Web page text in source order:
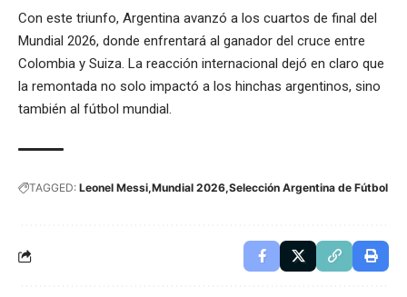
Con este triunfo, Argentina avanzó a los cuartos de final del
Mundial 2026, donde enfrentará al ganador del cruce entre
Colombia y Suiza. La reacción internacional dejó en claro que
la remontada no solo impactó a los hinchas argentinos, sino
también al fútbol mundial.
TAGGED: Leonel Messi Mundial 2026 Selección Argentina de Fútbol